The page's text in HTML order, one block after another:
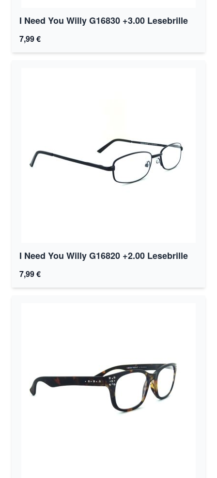
I Need You Willy G16830 +3.00 Lesebrille
7,99 €
I Need You Willy G16820 +2.00 Lesebrille
7,99 €